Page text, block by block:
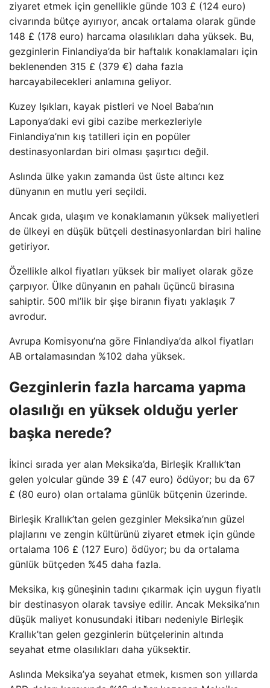
ziyaret etmek için genellikle günde 103 £ (124 euro)
civarında bütçe ayırıyor, ancak ortalama olarak günde
148 £ (178 euro) harcama olasılıkları daha yüksek. Bu,
gezginlerin Finlandiya’da bir haftalık konaklamaları için
beklenenden 315 £ (379 €) daha fazla
harcayabilecekleri anlamına geliyor.
Kuzey Işıkları, kayak pistleri ve Noel Baba’nın
Laponya’daki evi gibi cazibe merkezleriyle
Finlandiya’nın kış tatilleri için en popüler
destinasyonlardan biri olması şaşırtıcı değil.
Aslında ülke yakın zamanda üst üste altıncı kez
dünyanın en mutlu yeri seçildi.
Ancak gıda, ulaşım ve konaklamanın yüksek maliyetleri
de ülkeyi en düşük bütçeli destinasyonlardan biri haline
getiriyor.
Özellikle alkol fiyatları yüksek bir maliyet olarak göze
çarpıyor. Ülke dünyanın en pahalı üçüncü birasına
sahiptir. 500 ml’lik bir şişe biranın fiyatı yaklaşık 7
avrodur.
Avrupa Komisyonu’na göre Finlandiya’da alkol fiyatları
AB ortalamasından %102 daha yüksek.
Gezginlerin fazla harcama yapma
olasılığı en yüksek olduğu yerler
başka nerede?
İkinci sırada yer alan Meksika’da, Birleşik Krallık’tan
gelen yolcular günde 39 £ (47 euro) ödüyor; bu da 67
£ (80 euro) olan ortalama günlük bütçenin üzerinde.
Birleşik Krallık’tan gelen gezginler Meksika’nın güzel
plajlarını ve zengin kültürünü ziyaret etmek için günde
ortalama 106 £ (127 Euro) ödüyor; bu da ortalama
günlük bütçeden %45 daha fazla.
Meksika, kış güneşinin tadını çıkarmak için uygun fiyatlı
bir destinasyon olarak tavsiye edilir. Ancak Meksika’nın
düşük maliyet konusundaki itibarı nedeniyle Birleşik
Krallık’tan gelen gezginlerin bütçelerinin altında
seyahat etme olasılıkları daha yüksektir.
Aslında Meksika’ya seyahat etmek, kısmen son yıllarda